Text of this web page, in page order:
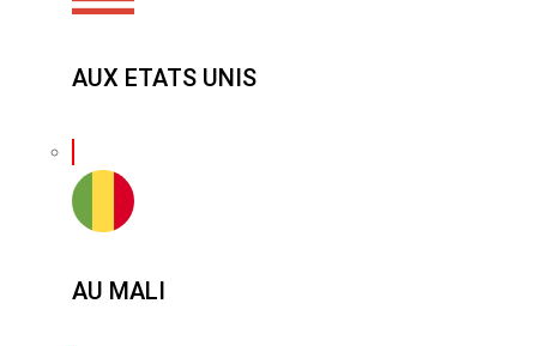
AUX ETATS UNIS
AU MALI